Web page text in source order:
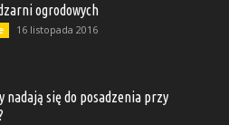
ogrodowych
16 listopada 2016
nadają się do posadzenia przy